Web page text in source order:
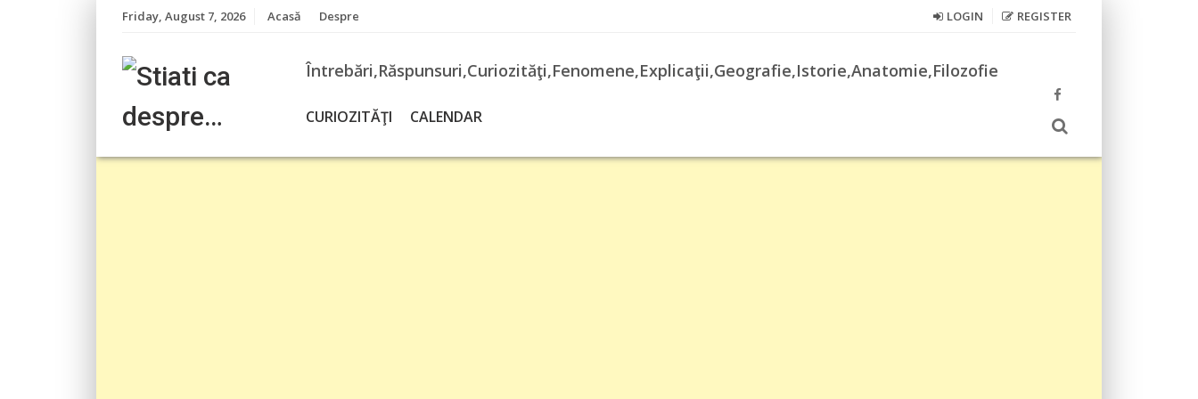
Friday, August 7, 2026 Acasă Despre LOGIN REGISTER
Întrebări,Răspunsuri,Curiozităţi,Fenomene,Explicaţii,Geografie,Istorie,Anatomie,Filozofie
CURIOZITĂŢI CALENDAR